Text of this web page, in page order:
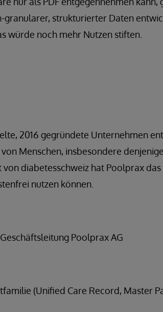
granularer, strukturierter Daten
würde noch mehr Nutzen stiften.
2016 gegründete Unternehmen
Menschen, insbesondere
diabetesschweiz hat Poolprax
nutzen können.
Poolprax AG
(Unified Care Record, Master